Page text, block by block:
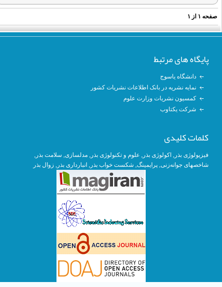
۱از ۱
پایگاه های مرتبط
دانشگاه یاسوج
نمایه نشریه در بانک اطلاعات نشریات کشور
کمسیون نشریات وزارت علوم
شرکت یکتاوب
کلمات کلیدی
فیزیولوژی بذر, اکولوژی بذر, علوم و تکنولوژی بذر, مدلسازی, سلامت بذر,
شاخصهای جوانه‌زنی,پرایمینگ, شکست خواب بذر, انبارداری بذر, زوال بذر